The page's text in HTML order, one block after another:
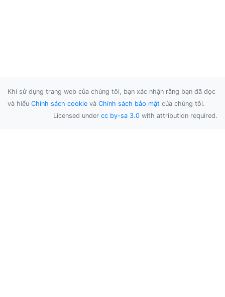
Khi sử dụng trang web của chúng tôi, bạn xác nhận rằng bạn đã đọc
và hiểu Chính sách cookie và Chính sách bảo mật của chúng tôi.
Licensed under cc by-sa 3.0 with attribution required.